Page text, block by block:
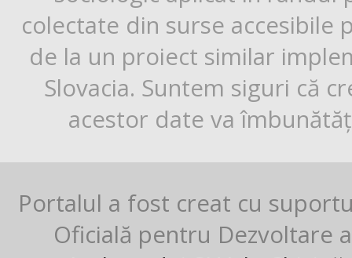
colectate din surse
de la un proiect similar
Slovacia. Suntem siguri că
acestor date va
Portalul a fost creat cu
Oficială pentru Dezvoltare